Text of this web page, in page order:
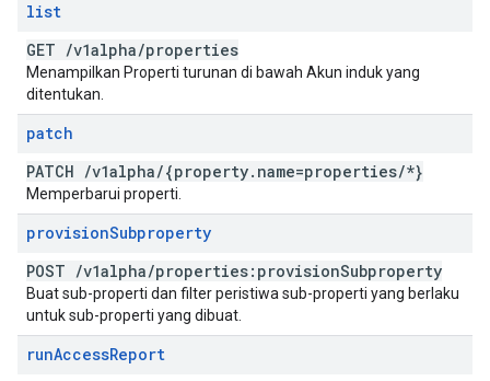
list
GET /v1alpha/properties
Menampilkan Properti turunan di bawah Akun induk yang
ditentukan.
patch
PATCH /v1alpha/{property. name=properties/*}
Memperbarui properti.
provisionSubproperty
POST /v1alpha/properties:provisionSubproperty
Buat sub-properti dan filter peristiwa sub-properti yang berlaku
untuk sub-properti yang dibuat.
runAccessReport